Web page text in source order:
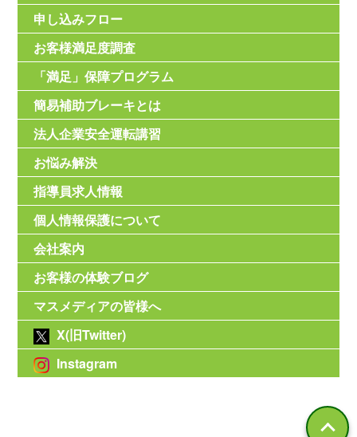
申し込みフロー
お客様満足度調査
「満足」保障プログラム
簡易補助ブレーキとは
法人企業安全運転講習
お悩み解決
指導員求人情報
個人情報保護について
会社案内
お客様の体験ブログ
マスメディアの皆様へ
X(旧Twitter)
Instagram